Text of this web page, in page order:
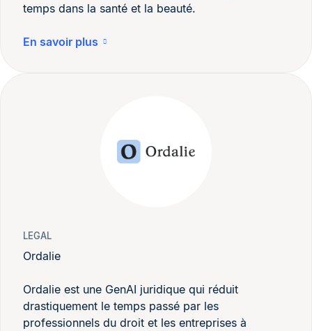
temps dans la santé et la beauté.
En savoir plus
LEGAL
Ordalie
Ordalie est une GenAI juridique qui réduit
drastiquement le temps passé par les
professionnels du droit et les entreprises à